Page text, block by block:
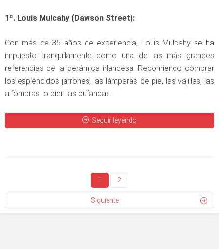
1º. Louis Mulcahy (Dawson Street):
Con más de 35 años de experiencia, Louis Mulcahy se ha
impuesto tranquilamente como una de las más grandes
referencias de la cerámica irlandesa. Recomiendo comprar
los espléndidos jarrones, las lámparas de pie, las vajillas, las
alfombras o bien las bufandas.
Seguir leyendo
1 2
Siguiente